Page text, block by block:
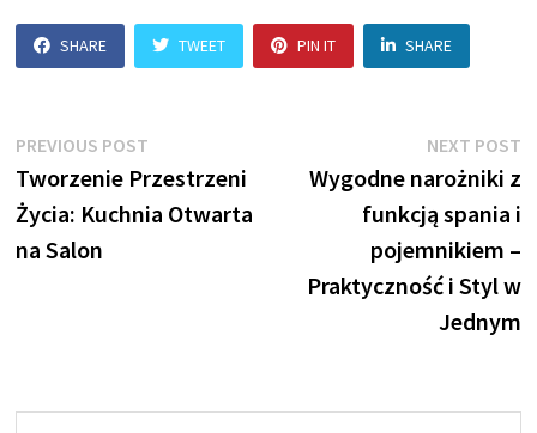
SHARE TWEET PIN IT SHARE
Nawigacja
wpisu
PREVIOUS POST
post:
Tworzenie Przestrzeni
Życia: Kuchnia Otwarta
na Salon
NEXT POST
Wygodne narożniki z
funkcją spania i
pojemnikiem –
Praktyczność i Styl w
Jednym